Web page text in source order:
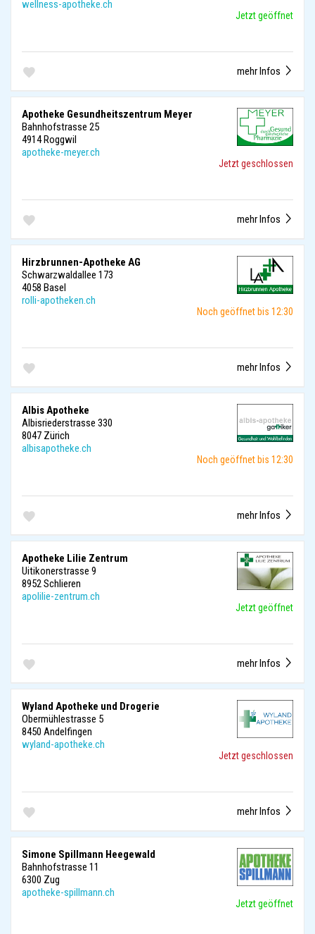
wellness-apotheke.ch
Jetzt geöffnet
mehr Infos
Apotheke Gesundheitszentrum Meyer
Bahnhofstrasse 25
4914 Roggwil
apotheke-meyer.ch
Jetzt geschlossen
mehr Infos
Hirzbrunnen-Apotheke AG
Schwarzwaldallee 173
4058 Basel
rolli-apotheken.ch
Noch geöffnet bis 12:30
mehr Infos
Albis Apotheke
Albisriederstrasse 330
8047 Zürich
albisapotheke.ch
Noch geöffnet bis 12:30
mehr Infos
Apotheke Lilie Zentrum
Uitikonerstrasse 9
8952 Schlieren
apolilie-zentrum.ch
Jetzt geöffnet
mehr Infos
Wyland Apotheke und Drogerie
Obermühlestrasse 5
8450 Andelfingen
wyland-apotheke.ch
Jetzt geschlossen
mehr Infos
Simone Spillmann Heegewald
Bahnhofstrasse 11
6300 Zug
apotheke-spillmann.ch
Jetzt geöffnet